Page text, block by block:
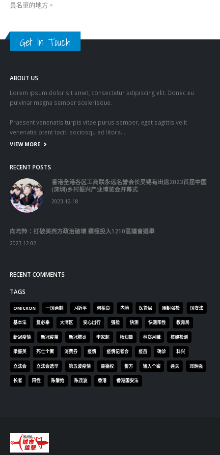
員名單的地方。
Get In Touch
ABOUT US
Lorem ipsum dolor sit amet, consectetur adipiscing elit. Donec eu
pulvinar magna semper scelerisque.
Praesent venenatis turpis vitae purus semper, eget sagittis velit
venenatis ptent taciti sociosqu ad litora…
VIEW MORE
RECENT POSTS
香港全港各区工商联永远名誉会长吴锡有出席2023首届中国
(深圳)乡村振兴产业博览会开幕式
2023-12-18
向均羚：打破美西方政治破壞 積極投入1210區議會選舉
2023-12-02
RECENT COMMENTS
TAGS
OMICRON 一国两制 习近平 何柏良 内地 医管局 围封强检 国安法
基本法 复必泰 大湾区 安心出行 强检 快测 快测阳性 教育局
新冠疫情 新冠疫苗 新冠肺炎 李家超 杨润雄 林郑月娥 核酸检测
梁振英 死亡个案 消费券 疫情 疫情记者会 疫苗 确诊 科兴
立法会 立法会选举 第五波疫情 聂德权 警方 输入个案 通关 邓炳强
长者 阳性 陈肇始 陈茂波 香港 香港国安法